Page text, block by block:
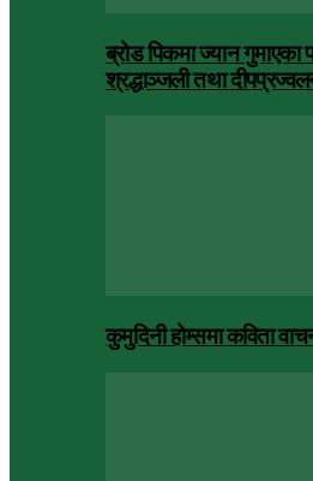
ब्रोड पिकमा ज्यान गुमाएका
श्रद्धाञ्जली तथा
कुमुदिनी होम्समा कविता